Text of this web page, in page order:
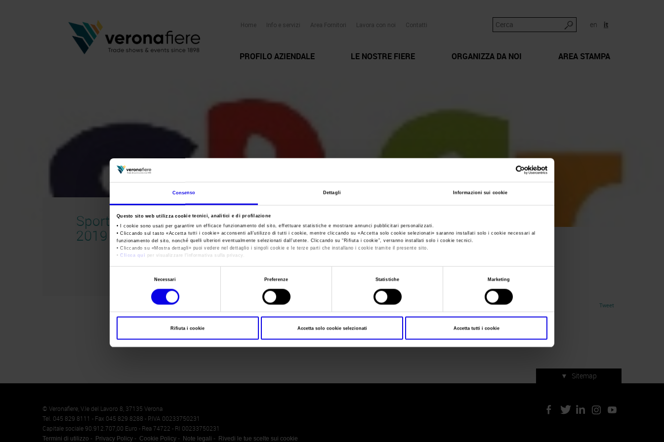
Consenso Dettagli Informazioni sui cookie
Questo sito web utilizza cookie tecnici, analitici e di profilazione
• I cookie sono usati per garantire un efficace funzionamento del sito, effettuare statistiche e mostrare annunci pubblicitari personalizzati.
• Cliccando sul tasto «Accetta tutti i cookie» acconsenti all’utilizzo di tutti i cookie, mentre cliccando su «Accetta solo cookie selezionati» saranno installati solo i cookie necessari al
funzionamento del sito, nonché quelli ulteriori eventualmente selezionati dall’utente. Cliccando su “Rifiuta i cookie”, verranno installati solo i cookie tecnici.
• Cliccando su «Mostra dettagli» puoi vedere nel dettaglio i singoli cookie e le terze parti che installano i cookie tramite il presente sito.
•Clicca qui per visualizzare l'informativa sulla privacy.
Necessari Preferenze Statistiche Marketing
Rifiuta i cookie Accetta solo cookie selezionati Accetta tutti i cookie
en it
Home Info e servizi Area Fornitori Lavora con noi Contatti
PROFILO AZIENDALE LE NOSTRE FIERE ORGANIZZA DA NOI AREA STAMPA
Sport Expo
2019
Sei in:Sport Expo 2019> sport-expo-2019
sport-expo-2019
Tweet
▼ Sitemap
Memento Servizi di manifestazione
© Veronafiere, V.le del Lavoro 8, 37135 Verona
Tel. 045 829 8111 - Fax 045 829 8288 - P.IVA 00233750231
Capitale sociale 90.912.707,00 Euro - Rea 74722 - RI 00233750231
Termini di utilizzo Privacy Policy Cookie Policy Note legali Rivedi le tue scelte sui cookie